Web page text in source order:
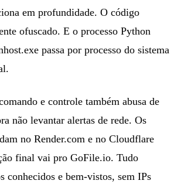
em profundidade. O código
ofuscado. E o processo Python
passa por processo do sistema
e controle também abusa de
não levantar alertas de rede. Os
no Render.com e no Cloudflare
final vai pro GoFile.io. Tudo
conhecidos e bem-vistos, sem IPs